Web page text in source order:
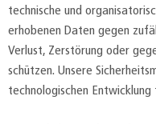
technische und
erhobenen Daten gegen
Verlust, Zerstörung oder
schützen. Unsere
technologischen